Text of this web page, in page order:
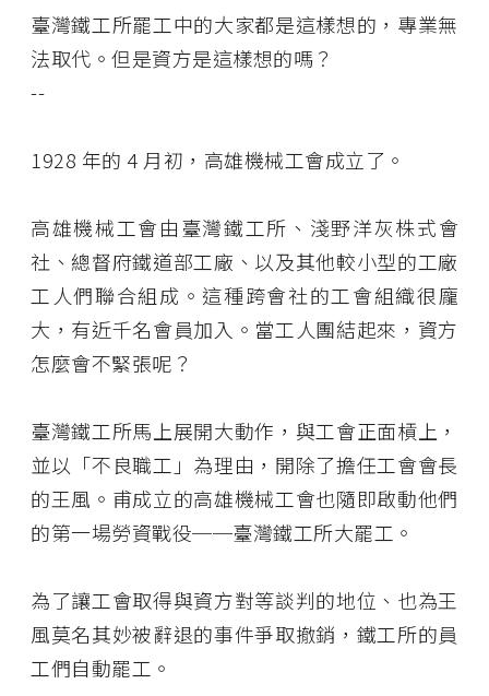
臺灣鐵工所罷工中的大家都是這樣想的，專業無
法取代。但是資方是這樣想的嗎？
--
1928 年的 4 月初，高雄機械工會成立了。
高雄機械工會由臺灣鐵工所、淺野洋灰株式會
社、總督府鐵道部工廠、以及其他較小型的工廠
工人們聯合組成。這種跨會社的工會組織很龐
大，有近千名會員加入。當工人團結起來，資方
怎麼會不緊張呢？
臺灣鐵工所馬上展開大動作，與工會正面槓上，
並以「不良職工」為理由，開除了擔任工會會長
的王風。甫成立的高雄機械工會也隨即啟動他們
的第一場勞資戰役──臺灣鐵工所大罷工。
為了讓工會取得與資方對等談判的地位、也為王
風莫名其妙被辭退的事件爭取撤銷，鐵工所的員
工們自動罷工。